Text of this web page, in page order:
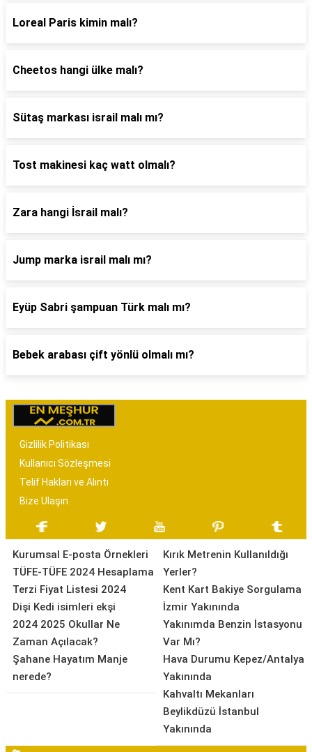
Loreal Paris kimin malı?
Cheetos hangi ülke malı?
Sütaş markası israil malı mı?
Tost makinesi kaç watt olmalı?
Zara hangi İsrail malı?
Jump marka israil malı mı?
Eyüp Sabri şampuan Türk malı mı?
Bebek arabası çift yönlü olmalı mı?
Gizlilik Politikası
Kullanıcı Sözleşmesi
Telif Hakları ve Alıntı
Bize Ulaşın
Kurumsal E-posta Örnekleri
TÜFE-TÜFE 2024 Hesaplama
Terzi Fiyat Listesi 2024
Dişi Kedi isimleri ekşi
2024 2025 Okullar Ne
Zaman Açılacak?
Şahane Hayatım Manje
nerede?
Kırık Metrenin Kullanıldığı
Yerler?
Kent Kart Bakiye Sorgulama
İzmir Yakınında
Yakınımda Benzin İstasyonu
Var Mı?
Hava Durumu Kepez/Antalya
Yakınında
Kahvaltı Mekanları
Beylikdüzü İstanbul
Yakınında